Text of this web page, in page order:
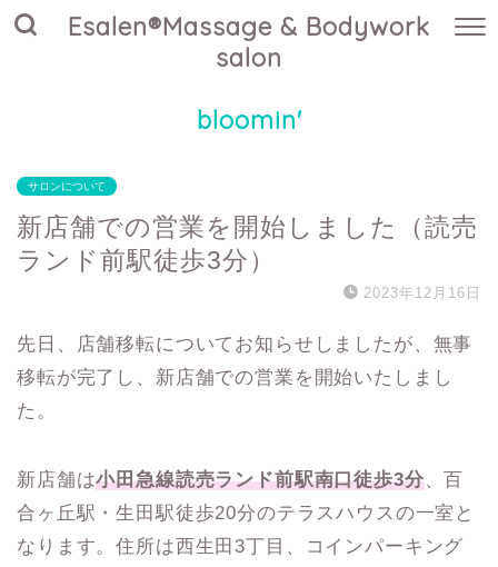
Esalen®Massage & Bodywork
salon
bloomin'
サロンについて
新店舗での営業を開始しました（読売
ランド前駅徒歩3分）
2023年12月16日
先日、店舗移転についてお知らせしましたが、無事
移転が完了し、新店舗での営業を開始いたしまし
た。
新店舗は小田急線読売ランド前駅南口徒歩3分、百
合ヶ丘駅・生田駅徒歩20分のテラスハウスの一室と
なります。住所は西生田3丁目、コインパーキング